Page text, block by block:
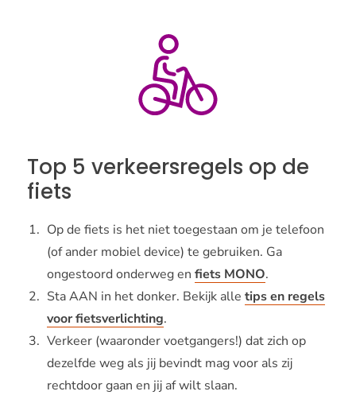
Top 5 verkeersregels op de
fiets
Op de fiets is het niet toegestaan om je telefoon
(of ander mobiel device) te gebruiken. Ga
ongestoord onderweg en fiets MONO.
Sta AAN in het donker. Bekijk alle tips en regels
voor fietsverlichting.
Verkeer (waaronder voetgangers!) dat zich op
dezelfde weg als jij bevindt mag voor als zij
rechtdoor gaan en jij af wilt slaan.